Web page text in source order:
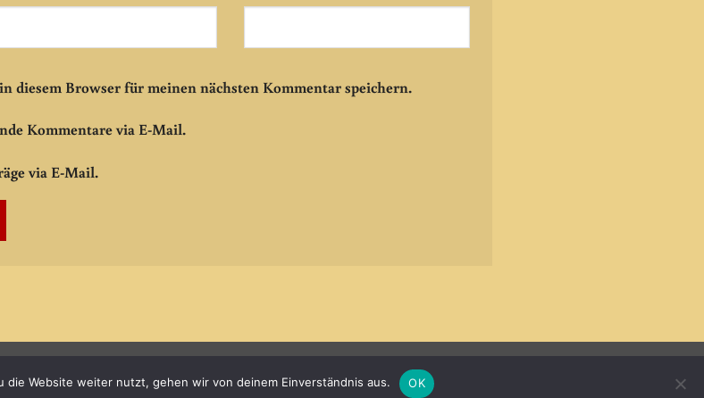
diesem Browser für meinen nächsten Kommentar speichern.
Kommentare via E-Mail.
via E-Mail.
Visa
die Website weiter nutzt, gehen wir von deinem Einverständnis aus. OK